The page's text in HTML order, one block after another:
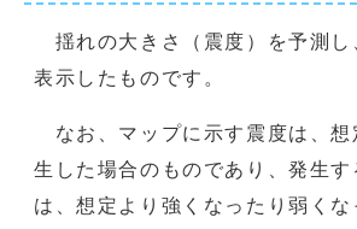
揺れの大きさ（震度）を予測し
表示したものです。
なお、マップに示す震度は、想
生した場合のものであり、発生す
は、想定より強くなったり弱く